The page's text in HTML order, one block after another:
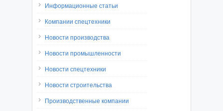
Информационные статьи
Компании спецтехники
Новости производства
Новости промышленности
Новости спецтехники
Новости строительства
Производственные компании